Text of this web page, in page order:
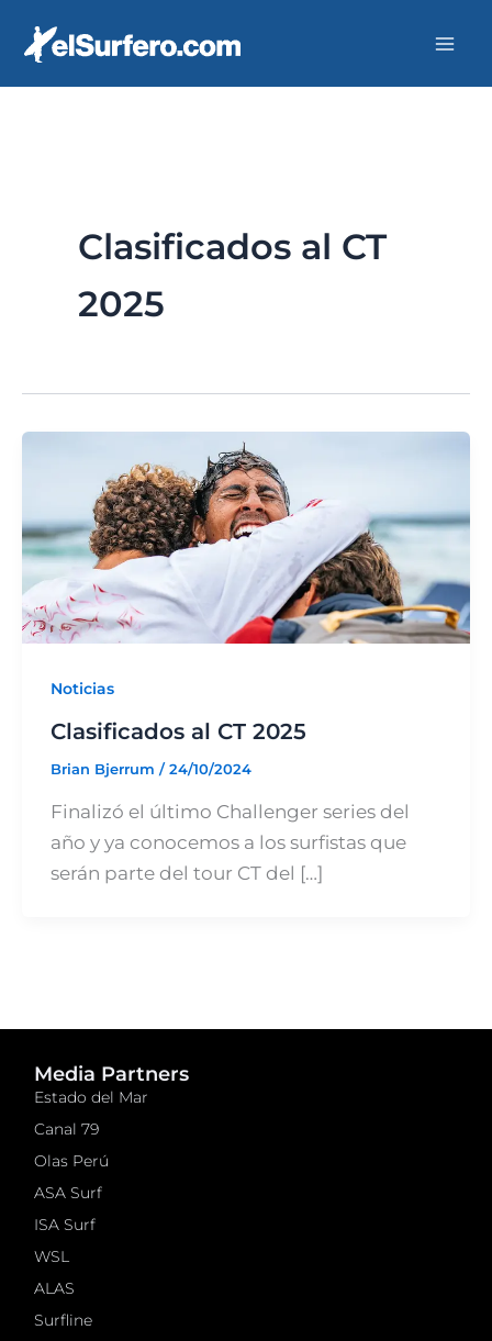
Clasificados al CT
2025
Noticias
Clasificados al CT 2025
Brian Bjerrum /24/10/2024
Finalizó el último Challenger series del
año y ya conocemos a los surfistas que
serán parte del tour CT del […]
Media Partners
Estado del Mar
Canal 79
Olas Perú
ASA Surf
ISA Surf
WSL
ALAS
Surfline